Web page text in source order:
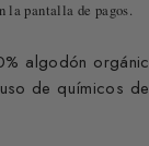
la pantalla de pagos.
algodón
de químicos